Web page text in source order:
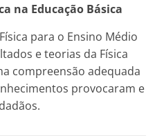
na Educação Básica
para o Ensino Médio
e teorias da Física
compreensão adequada
provocaram e